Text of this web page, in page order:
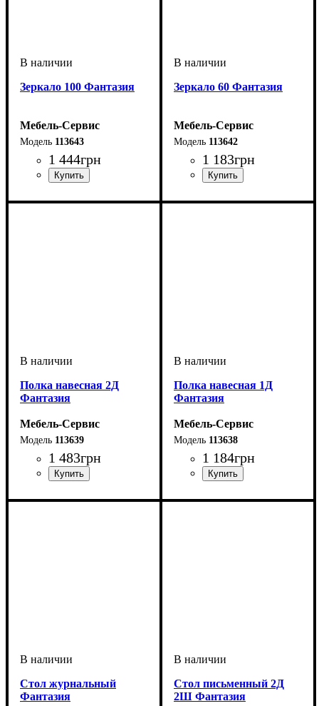
Зеркало 100 Фантазия
Мебель-Сервис
113643
1 444грн
Зеркало 60 Фантазия
Мебель-Сервис
113642
1 183грн
Полка навесная 2Д
Фантазия
Мебель-Сервис
113639
1 483грн
Полка навесная 1Д
Фантазия
Мебель-Сервис
113638
1 184грн
Cтол журнальный
Фантазия
Стол письменный 2Д
2Ш Фантазия